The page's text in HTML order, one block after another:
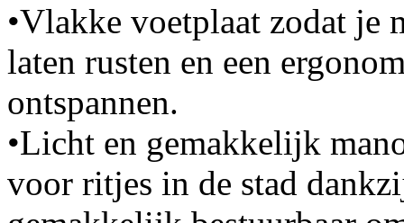
•Vlakke voetplaat zodat je
laten rusten en een
ontspannen.
•Licht en gemakkelijk
voor ritjes in de stad